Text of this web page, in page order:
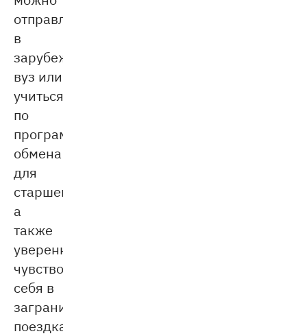
отправляться
в
зарубежный
вуз или
учиться
по
программе
обмена
для
старшеклассников,
а
также
уверенно
чувствовать
себя в
заграничных
поездках.